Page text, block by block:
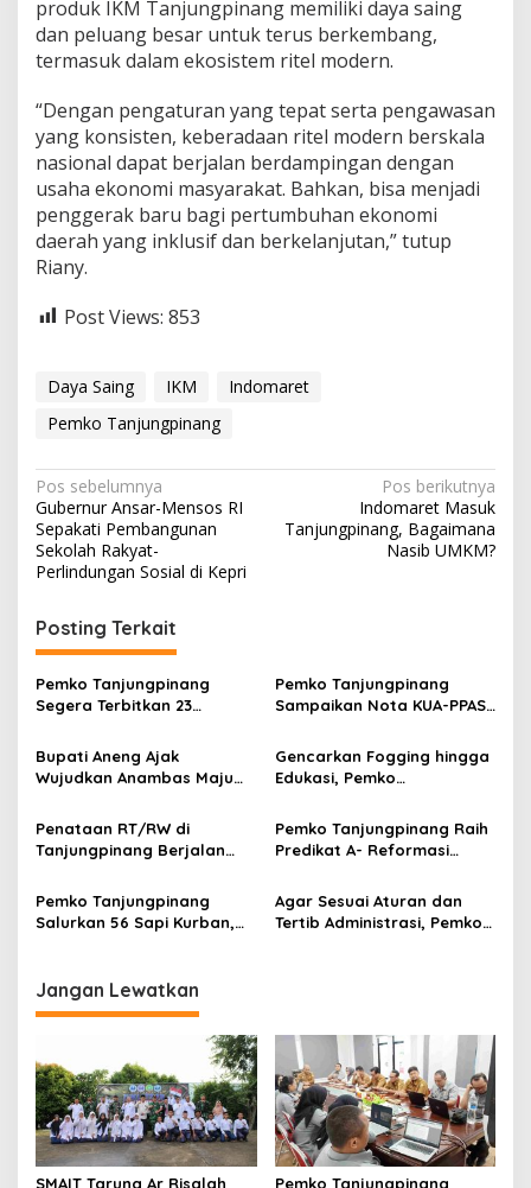
produk IKM Tanjungpinang memiliki daya saing
dan peluang besar untuk terus berkembang,
termasuk dalam ekosistem ritel modern.
“Dengan pengaturan yang tepat serta pengawasan
yang konsisten, keberadaan ritel modern berskala
nasional dapat berjalan berdampingan dengan
usaha ekonomi masyarakat. Bahkan, bisa menjadi
penggerak baru bagi pertumbuhan ekonomi
daerah yang inklusif dan berkelanjutan,” tutup
Riany.
Post Views: 853
Daya Saing IKM
Indomaret
Pemko Tanjungpinang
N
a
v
g
a
s
p
o
s
Pos sebelumnya
Gubernur Ansar-Mensos RI
Sepakati Pembangunan
Sekolah Rakyat-
Perlindungan Sosial di Kepri
Pos berikutnya
Indomaret Masuk
Tanjungpinang, Bagaimana
Nasib UMKM?
Posting Terkait
Pemko Tanjungpinang
Segera Terbitkan 23
Pemko Tanjungpinang
Sampaikan Nota KUA-PPAS
DPRD
Bupati Aneng Ajak
Wujudkan Anambas Maju
ke-18
Gencarkan Fogging hingga
Edukasi, Pemko
Penanganan Malaria
Penataan RT/RW di
Tanjungpinang Berjalan
Tanjungpinang Pastikan
Layanan Publik Tetap
Pemko Tanjungpinang Raih
Predikat A- Reformasi
RB
Pemko Tanjungpinang
Salurkan 56 Sapi Kurban,
Agar Sesuai Aturan dan
Tertib Administrasi, Pemko
Jangan Lewatkan
SMAIT Taruna Ar Risalah Pemko Tanjungpinang